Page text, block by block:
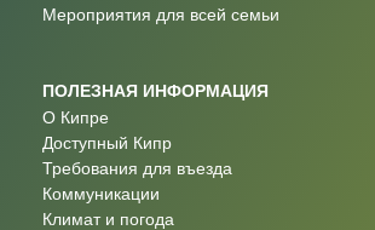
Мероприятия для всей семьи
ПОЛЕЗНАЯ ИНФОРМАЦИЯ
О Кипре
Доступный Кипр
Требования для въезда
Коммуникации
Климат и погода